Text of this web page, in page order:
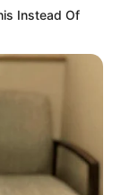
feeling your
Instead Of